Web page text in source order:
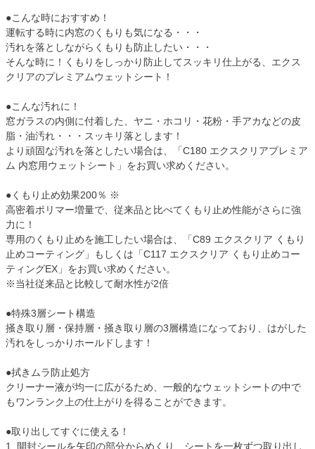
●こんな時におすすめ！
運転する時に内窓のくもりも気になる・・・
汚れを落としながらくもりも防止したい・・・
そんな時に！くもりをしっかり防止してスッキリ仕上がる、エクス
クリアのプレミアムウェットシート！
●こんな汚れに！
窓ガラスの内側に付着した、ヤニ・ホコリ・花粉・手アカなどの皮
脂・油汚れ・・・スッキリ落とします！
より頑固な汚れを落としたい場合は、「C180 エクスクリアプレミア
ム 内窓用ウェットシート」をお買い求めください。
●くもり止め効果200％ ※
高密着ポリマー増量で、従来品と比べてくもり止め性能がさらに強
力に！
専用のくもり止めを施工したい場合は、「C89 エクスクリア くもり
止めコーティング」もしくは「C117 エクスクリア くもり止めコー
ティングEX」をお買い求めください。
※当社従来品と比較して耐水性が2倍
●特殊3層シート構造
掻き取り層・保持層・掻き取り層の3層構造になっており、はがした
汚れをしっかりホールドします！
●拭きムラ防止処方
クリーナー液が均一に広がるため、一般的なウェットシートの中で
もワンランク上の仕上がりを得ることができます。
●取り出してすぐに使える！
1. 開封シールを矢印の部分からめくり、シートを一枚ずつ取り出し